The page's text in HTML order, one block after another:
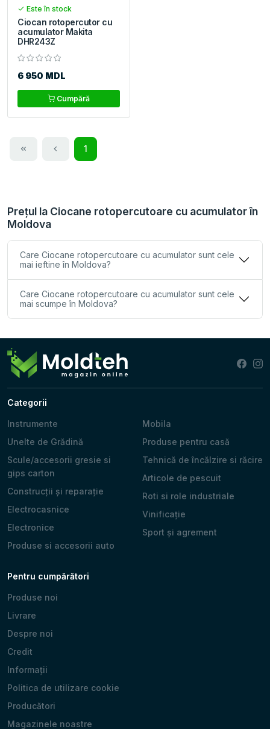
Este în stock
Ciocan rotopercutor cu
acumulator Makita
DHR243Z
6 950 MDL
Cumpără
1
Prețul la Ciocanе rotopercutoare cu acumulator în
Moldova
Care Ciocanе rotopercutoare cu acumulator sunt cele
mai ieftine în Moldova?
Care Ciocanе rotopercutoare cu acumulator sunt cele
mai scumpe în Moldova?
Categorii
Instrumente
Unelte de Grădină
Scule/accesorii gresie si
gips carton
Construcții și reparație
Electrocasnice
Electronice
Produse si accesorii auto
Mobila
Produse pentru casă
Tehnică de încălzire si răcire
Articole de pescuit
Roti si role industriale
Vinificație
Sport și agrement
Pentru cumpărători
Produse noi
Livrare
Despre noi
Credit
Informații
Politica de utilizare cookie
Producători
Magazinele noastre